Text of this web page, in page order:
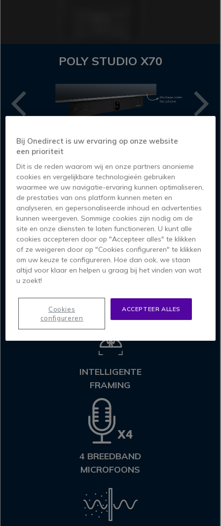
POLY STUDIO X70
Left
GROTE
ZALEN
4K-CAMERA
INTELLIGENTE
FRAMING
4 BREEDBAND
MICROFOONS
Bij Onedirect is uw ervaring op onze website
een prioriteit
Dit is de reden waarom wij en onze partners anonieme
cookies en vergelijkbare technologieën gebruiken
waarmee we uw navigatie-ervaring kunnen optimaliseren,
de prestaties van ons platform kunnen meten en
analyseren, en gepersonaliseerde inhoud en advertenties
kunnen weergeven. Sommige cookies zijn nodig om de
site en onze diensten te laten functioneren. U kunt alle
cookies accepteren door op "Accepteer alles" te klikken
of ze weigeren door op "Cookies configureren" te klikken
om uw keuze te configureren. Hoe dan ook, we staan
altijd voor klaar en helpen u graag bij het vinden van wat
u zoekt!
ACCEPTEER ALLES
Cookies
configureren